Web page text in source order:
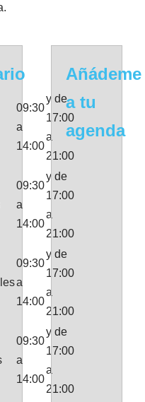
09:30
a
14:00
y de
17:00
a
21:00
09:30
a
14:00
y de
17:00
a
21:00
09:30
a
14:00
y de
17:00
a
21:00
09:30
a
14:00
y de
17:00
a
21:00
Añádeme
a tu
agenda